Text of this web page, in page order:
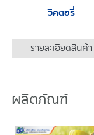
วิคตอรี่
รายละเอียดสินค้า
ผลิตภัณฑ์